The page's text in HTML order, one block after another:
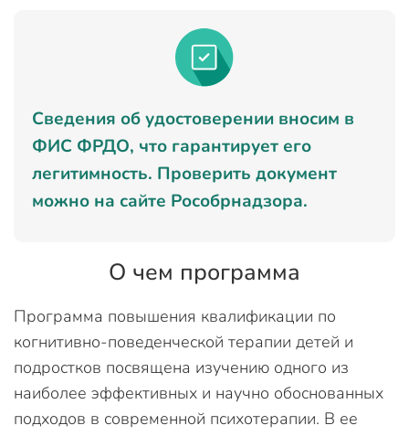
Сведения об удостоверении вносим в
ФИС ФРДО, что гарантирует его
легитимность. Проверить документ
можно на сайте Рособрнадзора.
О чем программа
Программа повышения квалификации по
когнитивно-поведенческой терапии детей и
подростков посвящена изучению одного из
наиболее эффективных и научно обоснованных
подходов в современной психотерапии. В ее